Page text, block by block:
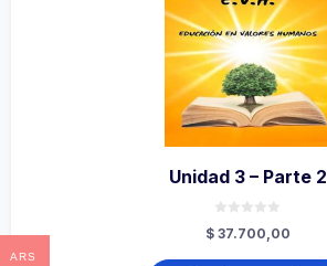
Unidad 3 – Parte 2
de
$37.700,00
ARS